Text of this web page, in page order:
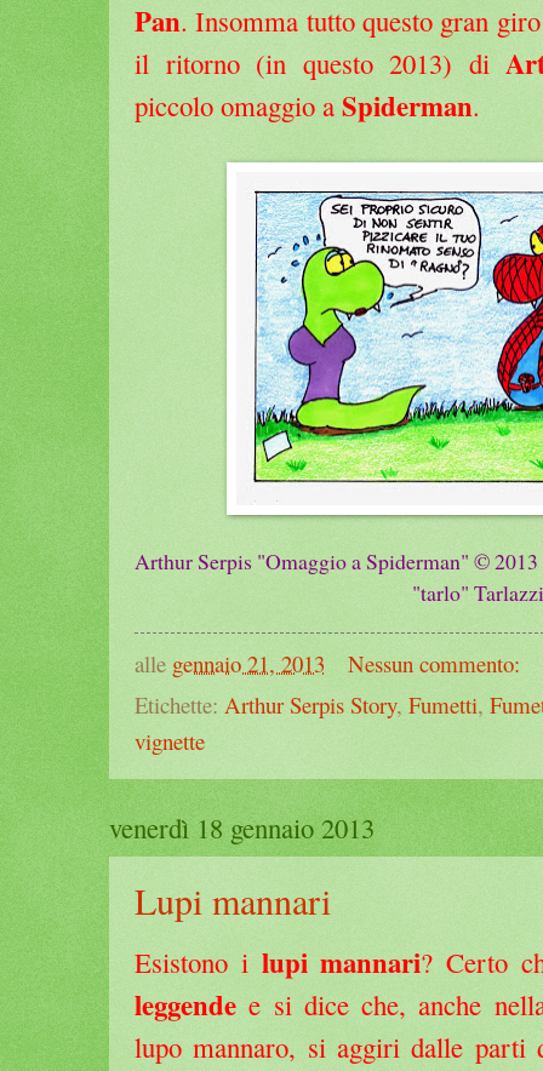
Pan. Insomma tutto questo gran
il ritorno (in questo 2013) di
piccolo omaggio a Spiderman.
Arthur Serpis "Omaggio a Spiderman"© 2013
"tarlo"
alle gennaio 21, 2013
Nessun commento:
Etichette: Arthur Serpis Story, Fumetti,
vignette
venerdì 18 gennaio 2013
Lupi mannari
Esistono i lupi mannari? Certo
leggende e si dice che, anche
lupo mannaro, si aggiri dalle